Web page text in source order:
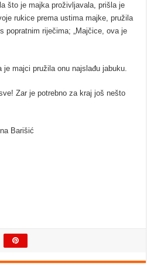
što je majka proživljavala, prišla je
rukice prema ustima majke, pružila
popratnim riječima; „Majčice, ova je
je majci pružila onu najslađu jabuku.
Zar je potrebno za kraj još nešto
Barišić